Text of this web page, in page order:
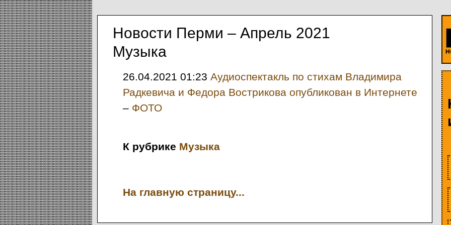
Новости Перми – Апрель 2021
Музыка
26.04.2021 01:23 Аудиоспектакль по стихам Владимира
Радкевича и Федора Вострикова опубликован в Интернете
– ФОТО
К рубрике Музыка
На главную страницу...